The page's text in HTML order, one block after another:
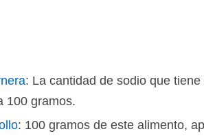
: La cantidad de sodio que
100 gramos.
: 100 gramos de este alimento,